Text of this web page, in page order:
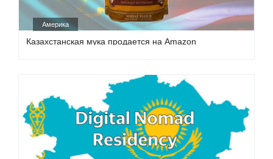
Америка
Казахстанская мука продается на Amazon